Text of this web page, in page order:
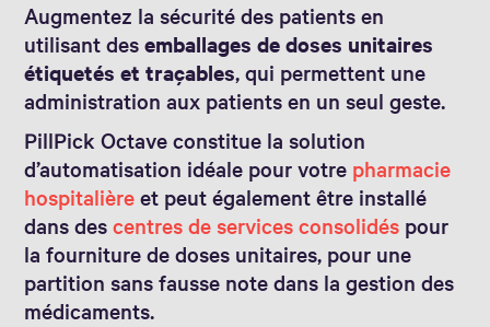
Augmentez la sécurité des patients en
utilisant desemballages de doses unitaires
étiquetés et traçables, qui permettent une
administration aux patients en un seul geste.
PillPick Octave constitue la solution
d’automatisation idéale pour votre pharmacie
hospitalièreet peut également être installé
dans descentres de services consolidés pour
la fourniture de doses unitaires, pour une
partition sans fausse note dans la gestion des
médicaments.